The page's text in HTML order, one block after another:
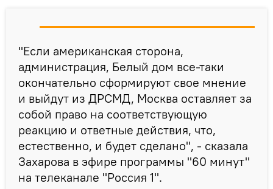
"Если американская сторона,
администрация, Белый дом все-таки
окончательно сформируют свое мнение
и выйдут из ДРСМД, Москва оставляет за
собой право на соответствующую
реакцию и ответные действия, что,
естественно, и будет сделано", - сказала
Захарова в эфире программы "60 минут"
на телеканале "Россия 1".